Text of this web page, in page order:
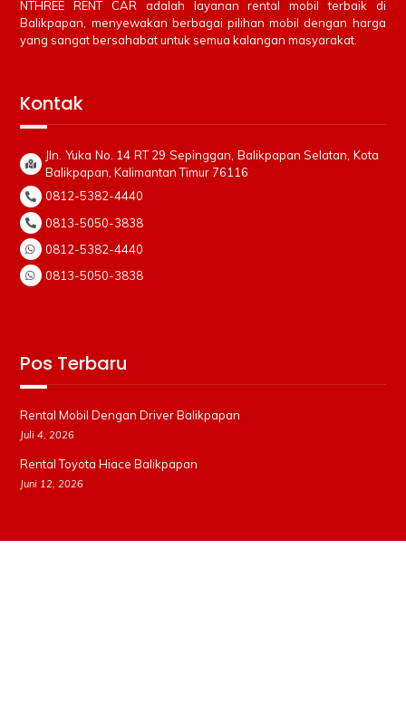
NTHREE RENT CAR adalah layanan rental mobil terbaik di
Balikpapan, menyewakan berbagai pilihan mobil dengan harga
yang sangat bersahabat untuk semua kalangan masyarakat.
Kontak
Jln. Yuka No. 14 RT 29 Sepinggan, Balikpapan Selatan, Kota
Balikpapan, Kalimantan Timur 76116
0812-5382-4440
0813-5050-3838
0812-5382-4440
0813-5050-3838
Pos Terbaru
Rental Mobil Dengan Driver Balikpapan
Juli 4, 2026
Rental Toyota Hiace Balikpapan
Juni 12, 2026